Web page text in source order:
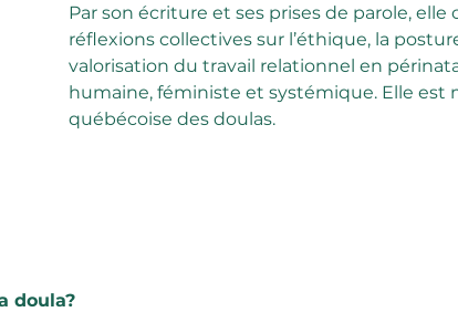
Par son écriture et ses prises de parole,
réflexions collectives sur l’éthique, la
valorisation du travail relationnel en
humaine, féministe et systémique. Elle est
québécoise des doulas.
doula?